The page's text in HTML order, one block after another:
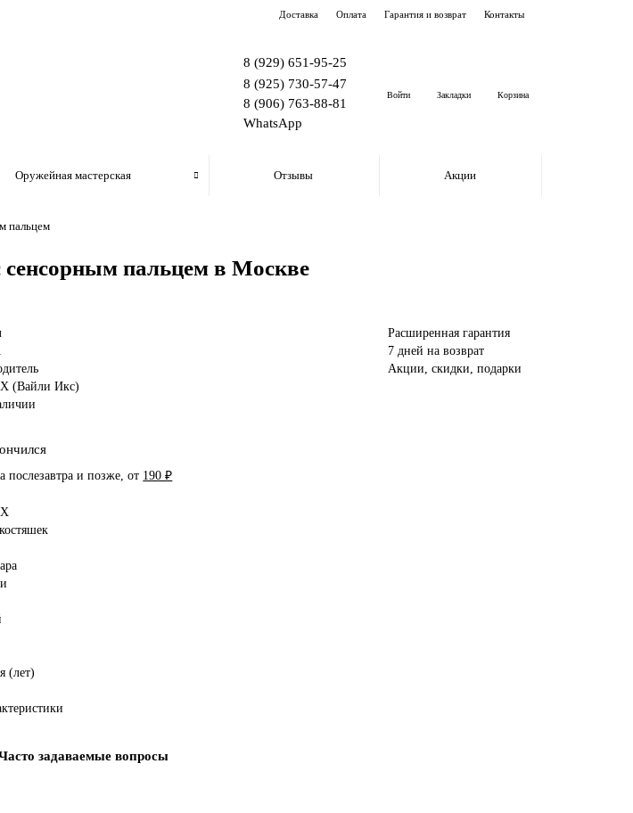
Доставка Оплата Гарантия и возврат Контакты
8 (929) 651-95-25
8 (925) 730-57-47
8 (906) 763-88-81
WhatsApp
Войти Закладки Корзина
Оружейная мастерская Отзывы Акции
пальцем
сенсорным пальцем в Москве
(Вайли Икс)
послезавтра и позже, от 190 ₽
(лет)
Расширенная гарантия
7 дней на возврат
Акции, скидки, подарки
задаваемые вопросы